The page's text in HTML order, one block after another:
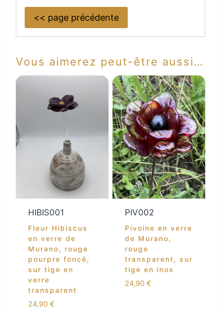
<< page précédente
Vous aimerez peut-être aussi…
HIBIS001
Fleur Hibiscus
en verre de
Murano, rouge
pourpre foncé,
sur tige en
verre
transparent
24,90 €
PIV002
Pivoine en verre
de Murano,
rouge
transparent, sur
tige en inox
24,90 €